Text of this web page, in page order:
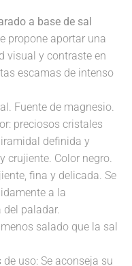
a base de sal
propone aportar una
visual y contraste en
escamas de intenso
Fuente de magnesio.
preciosos cristales
definida y
crujiente. Color negro.
fina y delicada. Se
a la
del paladar.
salado que la sal
de uso: Se aconseja su